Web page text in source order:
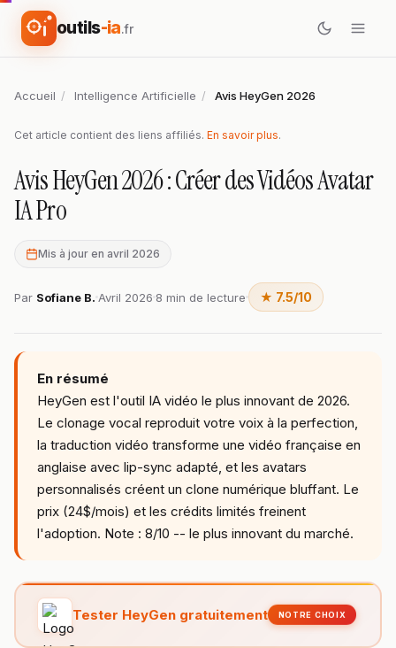
outils-ia.fr
Accueil / Intelligence Artificielle / Avis HeyGen 2026
Cet article contient des liens affiliés. En savoir plus.
Avis HeyGen 2026 : Créer des Vidéos Avatar
IA Pro
Mis à jour en avril 2026
Par Sofiane B. Avril 2026 8 min de lecture ★ 7.5/10
En résumé
HeyGen est l'outil IA vidéo le plus innovant de 2026.
Le clonage vocal reproduit votre voix à la perfection,
la traduction vidéo transforme une vidéo française en
anglaise avec lip-sync adapté, et les avatars
personnalisés créent un clone numérique bluffant. Le
prix (24$/mois) et les crédits limités freinent
l'adoption. Note : 8/10 -- le plus innovant du marché.
Tester HeyGen gratuitement NOTRE CHOIX